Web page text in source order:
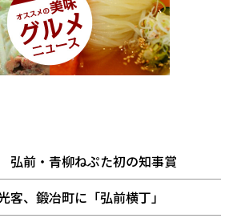
前・青柳ねぷた初の知事賞
客、鍛冶町に「弘前横丁」